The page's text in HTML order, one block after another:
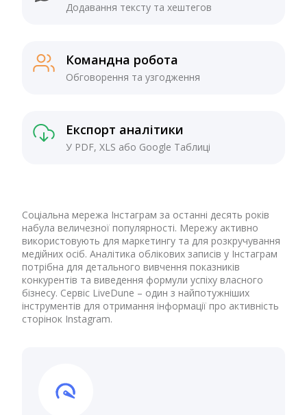
Додавання тексту та хештегов
Командна робота
Обговорення та узгодження
Експорт аналітики
У PDF, XLS або Google Таблиці
Соціальна мережа Інстаграм за останні десять років
набула величезної популярності. Мережу активно
використовують для маркетингу та для розкручування
медійних осіб. Аналітика облікових записів у Інстаграм
потрібна для детального вивчення показників
конкурентів та виведення формули успіху власного
бізнесу. Сервіс LiveDune – один з найпотужніших
інструментів для отримання інформації про активність
сторінок Instagram.